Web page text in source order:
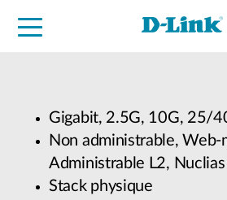
Gigabit, 2.5G, 10G, 25/
Non administrable, Web-
Administrable L2, Nuclias
Stack physique